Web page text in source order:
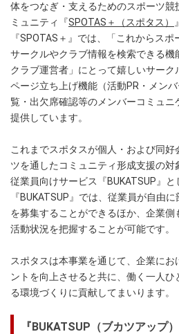
体をつなぎ・支えるためのスポーツ競
ミュニティ『SPOTAS＋（スポタス）
『SPOTAS＋』では、「これからス
サークルやクラブ情報を検索できる機
クラブ運営者」にとって嬉しいサーク
ページ立ち上げ機能（活動PR・メン
覧・出欠席確認等のメンバーコミュ
提供しています。
これまでスポタスが個人・および同
ツを通したコミュニティ形成支援の
従業員向けサービス『BUKATSUP』と
『BUKATSUP』では、従業員が自由
を募集することができるほか、企業
活動状況を把握することが可能です。
スポタスは本事業を通じて、企業に
ントを向上させると共に、働く一人ひ
る環境づくりに貢献してまいります。
『BUKATSUP（ブカツアップ